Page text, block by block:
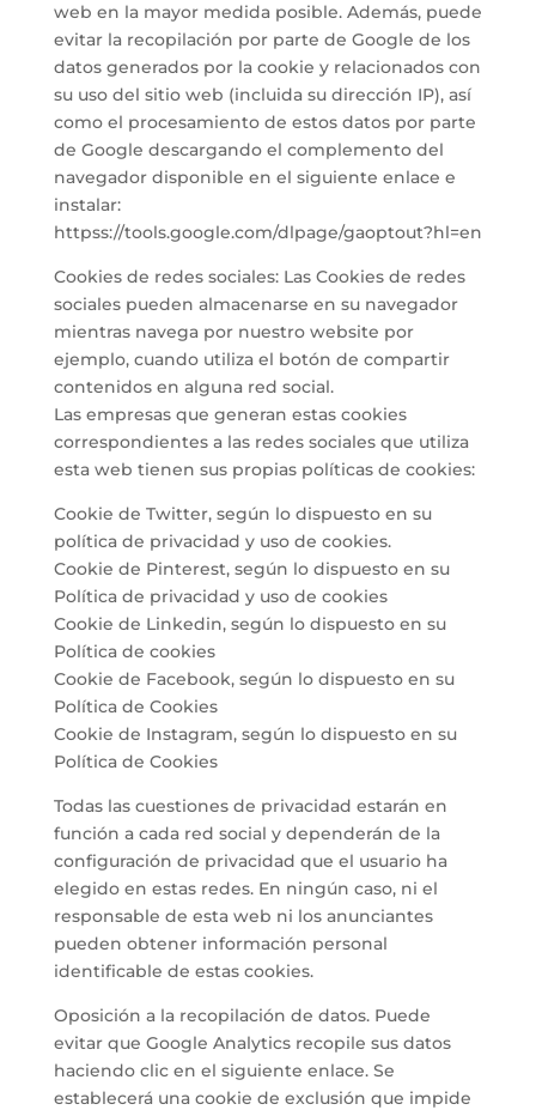
web en la mayor medida posible. Además, puede
evitar la recopilación por parte de Google de los
datos generados por la cookie y relacionados con
su uso del sitio web (incluida su dirección IP), así
como el procesamiento de estos datos por parte
de Google descargando el complemento del
navegador disponible en el siguiente enlace e
instalar:
httpss://tools.google.com/dlpage/gaoptout?hl=en
Cookies de redes sociales: Las Cookies de redes
sociales pueden almacenarse en su navegador
mientras navega por nuestro website por
ejemplo, cuando utiliza el botón de compartir
contenidos en alguna red social.
Las empresas que generan estas cookies
correspondientes a las redes sociales que utiliza
esta web tienen sus propias políticas de cookies:
Cookie de Twitter, según lo dispuesto en su
política de privacidad y uso de cookies.
Cookie de Pinterest, según lo dispuesto en su
Política de privacidad y uso de cookies
Cookie de Linkedin, según lo dispuesto en su
Política de cookies
Cookie de Facebook, según lo dispuesto en su
Política de Cookies
Cookie de Instagram, según lo dispuesto en su
Política de Cookies
Todas las cuestiones de privacidad estarán en
función a cada red social y dependerán de la
configuración de privacidad que el usuario ha
elegido en estas redes. En ningún caso, ni el
responsable de esta web ni los anunciantes
pueden obtener información personal
identificable de estas cookies.
Oposición a la recopilación de datos. Puede
evitar que Google Analytics recopile sus datos
haciendo clic en el siguiente enlace. Se
establecerá una cookie de exclusión que impide